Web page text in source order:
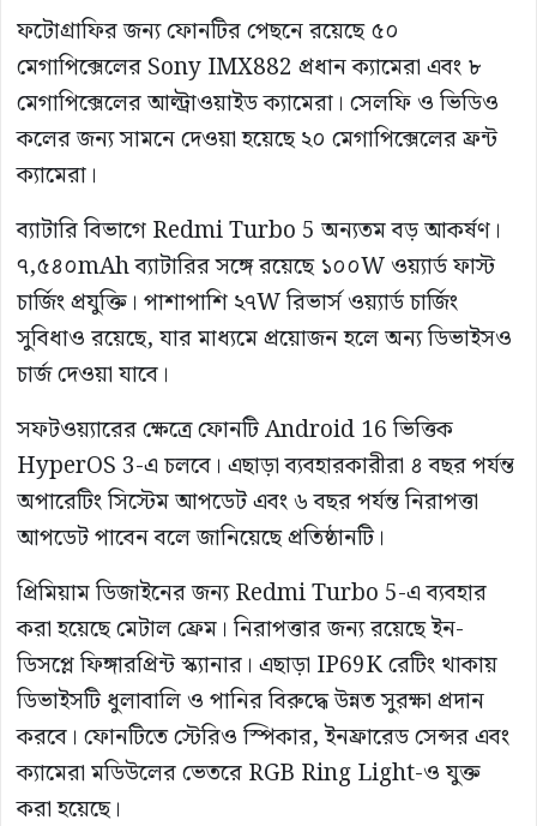
ফটোগ্রাফির জন্য ফোনটির পেছনে রয়েছে ৫০
মেগাপিক্সেলের Sony IMX882 প্রধান ক্যামেরা এবং ৮
মেগাপিক্সেলের আল্ট্রাওয়াইড ক্যামেরা। সেলফি ও ভিডিও
কলের জন্য সামনে দেওয়া হয়েছে ২০ মেগাপিক্সেলের ফ্রন্ট
ক্যামেরা।
ব্যাটারি বিভাগে Redmi Turbo 5 অন্যতম বড় আকর্ষণ।
৭,৫৪০mAh ব্যাটারির সঙ্গে রয়েছে ১০০W ওয়্যার্ড ফাস্ট
চার্জিং প্রযুক্তি। পাশাপাশি ২৭W রিভার্স ওয়্যার্ড চার্জিং
সুবিধাও রয়েছে, যার মাধ্যমে প্রয়োজন হলে অন্য ডিভাইসও
চার্জ দেওয়া যাবে।
সফটওয়্যারের ক্ষেত্রে ফোনটি Android 16 ভিত্তিক
HyperOS 3-এ চলবে। এছাড়া ব্যবহারকারীরা ৪ বছর পর্যন্ত
অপারেটিং সিস্টেম আপডেট এবং ৬ বছর পর্যন্ত নিরাপত্তা
আপডেট পাবেন বলে জানিয়েছে প্রতিষ্ঠানটি।
প্রিমিয়াম ডিজাইনের জন্য Redmi Turbo 5-এ ব্যবহার
করা হয়েছে মেটাল ফ্রেম। নিরাপত্তার জন্য রয়েছে ইন-
ডিসপ্লে ফিঙ্গারপ্রিন্ট স্ক্যানার। এছাড়া IP69K রেটিং থাকায়
ডিভাইসটি ধুলাবালি ও পানির বিরুদ্ধে উন্নত সুরক্ষা প্রদান
করবে। ফোনটিতে স্টেরিও স্পিকার, ইনফ্রারেড সেন্সর এবং
ক্যামেরা মডিউলের ভেতরে RGB Ring Light-ও যুক্ত
করা হয়েছে।